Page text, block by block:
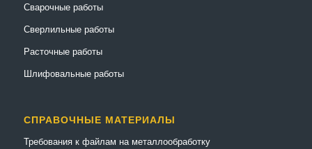
Сварочные работы
Сверлильные работы
Расточные работы
Шлифовальные работы
СПРАВОЧНЫЕ МАТЕРИАЛЫ
Требования к файлам на металлообработку